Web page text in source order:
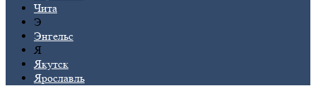
Чита
Э
Энгельс
Я
Якутск
Ярославль